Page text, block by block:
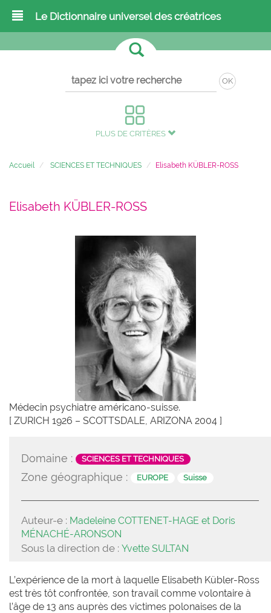
Le Dictionnaire universel des créatrices
OK
PLUS DE CRITÈRES
Accueil SCIENCES ET TECHNIQUES Elisabeth KÜBLER-ROSS
Elisabeth KÜBLER-ROSS
Médecin psychiatre américano-suisse.
[ ZURICH 1926 – SCOTTSDALE, ARIZONA 2004 ]
Domaine : SCIENCES ET TECHNIQUES
Zone géographique : EUROPE Suisse
Auteur-e : Madeleine COTTENET-HAGE et Doris
MÉNACHÉ-ARONSON
Sous la direction de : Yvette SULTAN
L’expérience de la mort à laquelle Elisabeth Kübler-Ross
est très tôt confrontée, son travail comme volontaire à
l’âge de 13 ans auprès des victimes polonaises de la